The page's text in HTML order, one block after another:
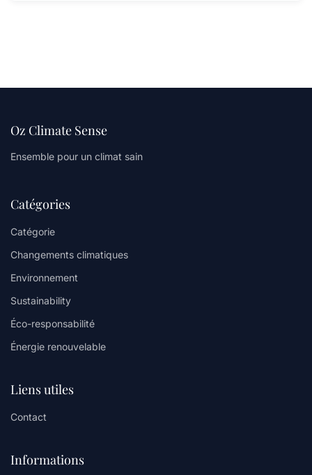
Oz Climate Sense
Ensemble pour un climat sain
Catégories
Catégorie
Changements climatiques
Environnement
Sustainability
Éco-responsabilité
Énergie renouvelable
Liens utiles
Contact
Informations